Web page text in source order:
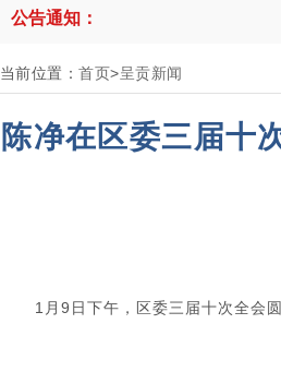
公告通知：
当前位置：首页>呈贡新闻
陈净在区委三届十
1月9日下午，区委三届十次全会